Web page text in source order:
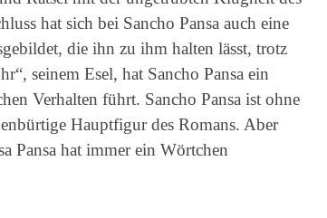
hat sich bei Sancho Pansa auch eine
die ihn zu ihm halten lässt, trotz
seinem Esel, hat Sancho Pansa ein
Verhalten führt. Sancho Pansa ist ohne
Hauptfigur des Romans. Aber
Pansa hat immer ein Wörtchen